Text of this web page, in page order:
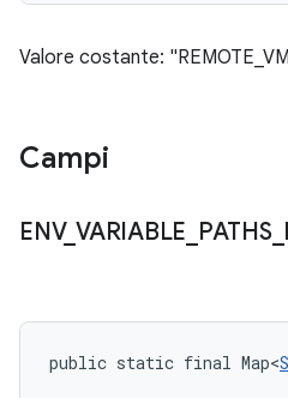
Valore costante:
Campi
ENV_ VARIABLE PATHS_
public static final Map<